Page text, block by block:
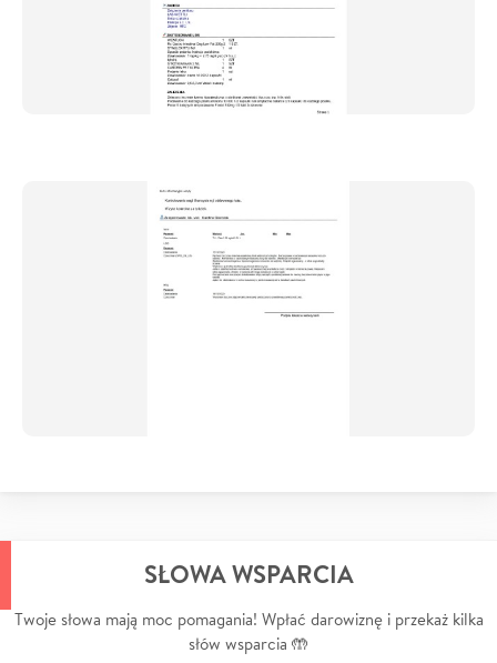
SŁOWA WSPARCIA
Twoje słowa mają moc pomagania! Wpłać darowiznę i przekaż kilka
słów wsparcia 🤲